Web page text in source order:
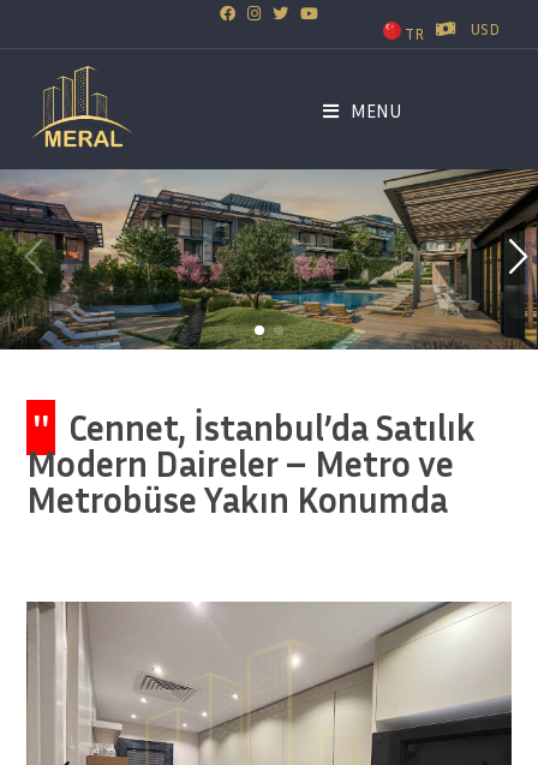
TR USD
MENU
'' Cennet, İstanbul’da Satılık
Modern Daireler – Metro ve
Metrobüse Yakın Konumda